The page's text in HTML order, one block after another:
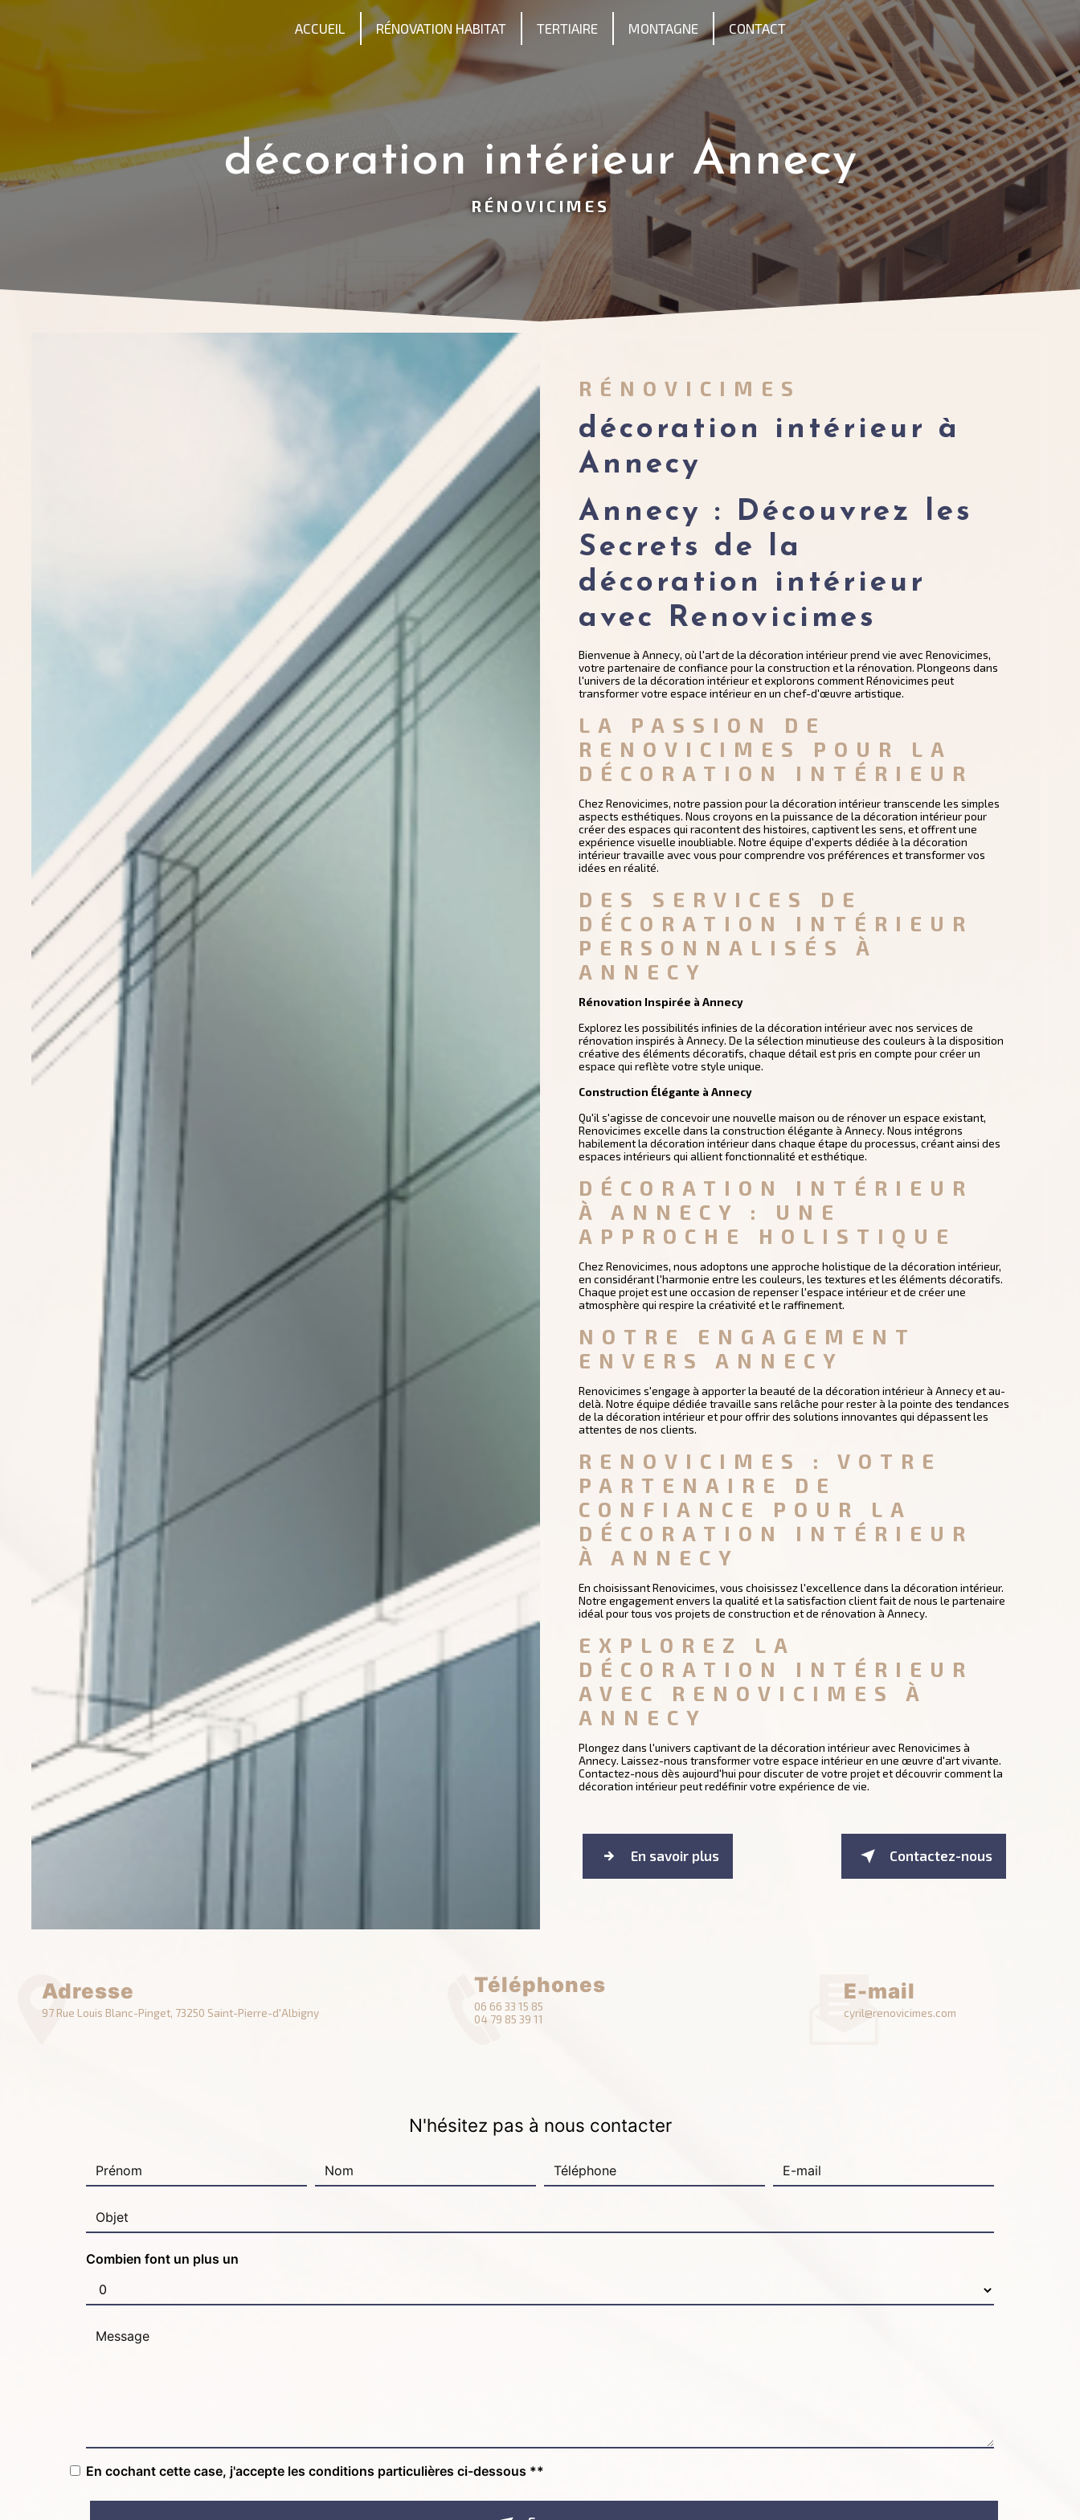
ACCUEIL RÉNOVATION HABITAT TERTIAIRE MONTAGNE CONTACT
décoration intérieur Annecy
RÉNOVICIMES
RÉNOVICIMES
décoration intérieur à
Annecy
Annecy : Découvrez les
Secrets de la
décoration intérieur
avec Renovicimes
Bienvenue à Annecy, où l'art de la décoration intérieur prend vie avec Renovicimes,
votre partenaire de confiance pour la construction et la rénovation. Plongeons dans
l'univers de la décoration intérieur et explorons comment Rénovicimes peut
transformer votre espace intérieur en un chef-d'œuvre artistique.
LA PASSION DE
RENOVICIMES POUR LA
DÉCORATION INTÉRIEUR
Chez Renovicimes, notre passion pour la décoration intérieur transcende les simples
aspects esthétiques. Nous croyons en la puissance de la décoration intérieur pour
créer des espaces qui racontent des histoires, captivent les sens, et offrent une
expérience visuelle inoubliable. Notre équipe d'experts dédiée à la décoration
intérieur travaille avec vous pour comprendre vos préférences et transformer vos
idées en réalité.
DES SERVICES DE
DÉCORATION INTÉRIEUR
PERSONNALISÉS À
ANNECY
Rénovation Inspirée à Annecy
Explorez les possibilités infinies de la décoration intérieur avec nos services de
rénovation inspirés à Annecy. De la sélection minutieuse des couleurs à la disposition
créative des éléments décoratifs, chaque détail est pris en compte pour créer un
espace qui reflète votre style unique.
Construction Élégante à Annecy
Qu'il s'agisse de concevoir une nouvelle maison ou de rénover un espace existant,
Renovicimes excelle dans la construction élégante à Annecy. Nous intégrons
habilement la décoration intérieur dans chaque étape du processus, créant ainsi des
espaces intérieurs qui allient fonctionnalité et esthétique.
DÉCORATION INTÉRIEUR
À ANNECY : UNE
APPROCHE HOLISTIQUE
Chez Renovicimes, nous adoptons une approche holistique de la décoration intérieur,
en considérant l'harmonie entre les couleurs, les textures et les éléments décoratifs.
Chaque projet est une occasion de repenser l'espace intérieur et de créer une
atmosphère qui respire la créativité et le raffinement.
NOTRE ENGAGEMENT
ENVERS ANNECY
Renovicimes s'engage à apporter la beauté de la décoration intérieur à Annecy et au-
delà. Notre équipe dédiée travaille sans relâche pour rester à la pointe des tendances
de la décoration intérieur et pour offrir des solutions innovantes qui dépassent les
attentes de nos clients.
RENOVICIMES : VOTRE
PARTENAIRE DE
CONFIANCE POUR LA
DÉCORATION INTÉRIEUR
À ANNECY
En choisissant Renovicimes, vous choisissez l'excellence dans la décoration intérieur.
Notre engagement envers la qualité et la satisfaction client fait de nous le partenaire
idéal pour tous vos projets de construction et de rénovation à Annecy.
EXPLOREZ LA
DÉCORATION INTÉRIEUR
AVEC RENOVICIMES À
ANNECY
Plongez dans l'univers captivant de la décoration intérieur avec Renovicimes à
Annecy. Laissez-nous transformer votre espace intérieur en une œuvre d'art vivante.
Contactez-nous dès aujourd'hui pour discuter de votre projet et découvrir comment la
décoration intérieur peut redéfinir votre expérience de vie.
En savoir plus Contactez-nous
Adresse
97 Rue Louis Blanc-Pinget, 73250 Saint-Pierre-d'Albigny
Téléphones
06 66 33 15 85
04 79 85 39 11
E-mail
cyril@renovicimes.com
N'hésitez pas à nous contacter
Combien font un plus un
En cochant cette case, j'accepte les conditions particulières ci-dessous **